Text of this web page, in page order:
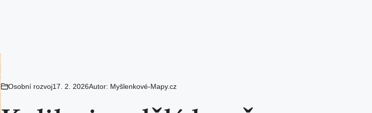
Osobní rozvoj17. 2. 2026Autor: Myšlenkové-Mapy.cz